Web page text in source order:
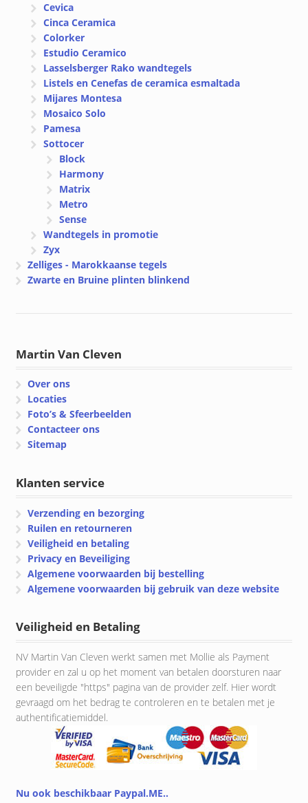
Cevica
Cinca Ceramica
Colorker
Estudio Ceramico
Lasselsberger Rako wandtegels
Listels en Cenefas de ceramica esmaltada
Mijares Montesa
Mosaico Solo
Pamesa
Sottocer
Block
Harmony
Matrix
Metro
Sense
Wandtegels in promotie
Zyx
Zelliges - Marokkaanse tegels
Zwarte en Bruine plinten blinkend
Martin Van Cleven
Over ons
Locaties
Foto’s & Sfeerbeelden
Contacteer ons
Sitemap
Klanten service
Verzending en bezorging
Ruilen en retourneren
Veiligheid en betaling
Privacy en Beveiliging
Algemene voorwaarden bij bestelling
Algemene voorwaarden bij gebruik van deze website
Veiligheid en Betaling
NV Martin Van Cleven werkt samen met Mollie als Payment
provider en zal u op het moment van betalen doorsturen naar
een beveiligde "https" pagina van de provider zelf. Hier wordt
gevraagd om het bedrag te controleren en te betalen met je
authentificatiemiddel.
Nu ook beschikbaar Paypal.ME..